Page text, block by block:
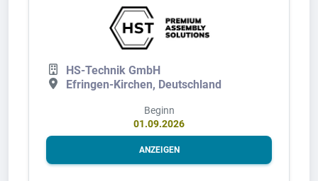
HS-Technik GmbH
Efringen-Kirchen, Deutschland
Beginn
01.09.2026
ANZEIGEN